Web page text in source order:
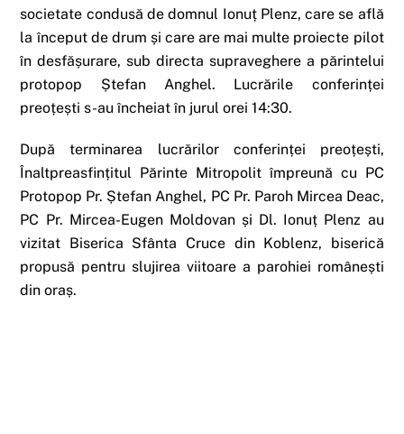
societate condusă de domnul Ionuț Plenz, care se află
la început de drum și care are mai multe proiecte pilot
în desfășurare, sub directa supraveghere a părintelui
protopop Ștefan Anghel. Lucrările conferinței
preoțești s-au încheiat în jurul orei 14:30.
După terminarea lucrărilor conferinței preoțești,
Înaltpreasfințitul Părinte Mitropolit împreună cu PC
Protopop Pr. Ștefan Anghel, PC Pr. Paroh Mircea Deac,
PC Pr. Mircea-Eugen Moldovan și Dl. Ionuț Plenz au
vizitat Biserica Sfânta Cruce din Koblenz, biserică
propusă pentru slujirea viitoare a parohiei românești
din oraș.